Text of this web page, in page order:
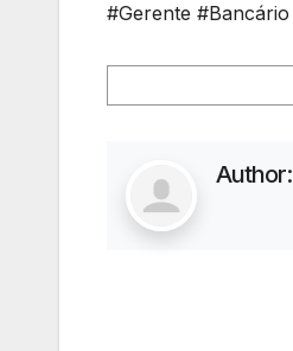
#Gerente #Bancário
Author: